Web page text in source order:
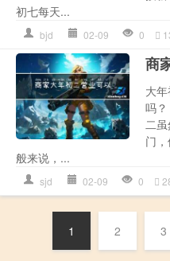
初七每天...
bjd 02-09 0
商
大
吗
二
门
般来说，...
sjd 02-09 0
1 2 3